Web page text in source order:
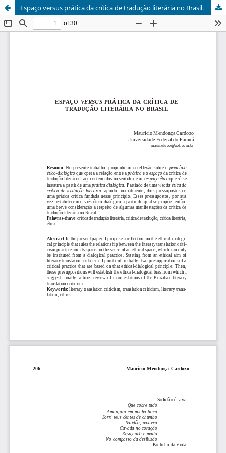
Espaço versus prática da crítica de tradução literária no Brasil.